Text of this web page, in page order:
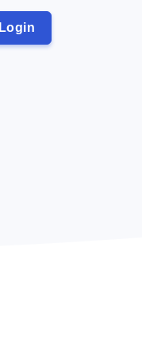
Login